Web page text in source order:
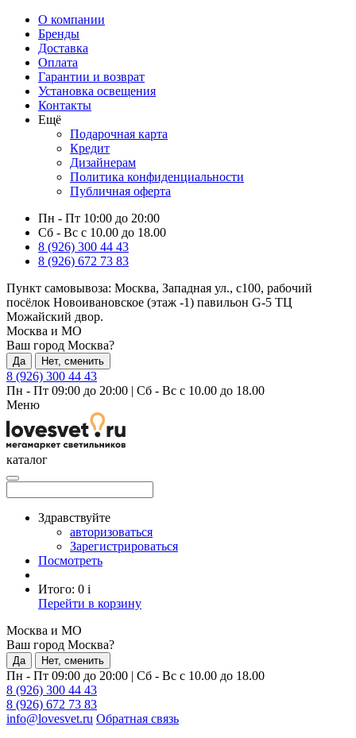
О компании
Бренды
Доставка
Оплата
Гарантии и возврат
Установка освещения
Контакты
Ещё
Подарочная карта
Кредит
Дизайнерам
Политика конфиденциальности
Публичная оферта
Пн - Пт 10:00 до 20:00
Сб - Вс с 10.00 до 18.00
8 (926) 300 44 43
8 (926) 672 73 83
Пункт самовывоза: Москва, Западная ул., с100, рабочий
посёлок Новоивановское (этаж -1) павильон G-5 ТЦ
Можайский двор.
Москва и МО
Ваш город Москва?
Да Нет, сменить
8 (926) 300 44 43
Пн - Пт 09:00 до 20:00 | Сб - Вс с 10.00 до 18.00
Меню
каталог
Здравствуйте
авторизоваться
Зарегистрироваться
Посмотреть
Итого: 0 i
Перейти в корзину
Москва и МО
Ваш город Москва?
Да Нет, сменить
Пн - Пт 09:00 до 20:00 | Сб - Вс с 10.00 до 18.00
8 (926) 300 44 43
8 (926) 672 73 83
info@lovesvet.ru Обратная связь